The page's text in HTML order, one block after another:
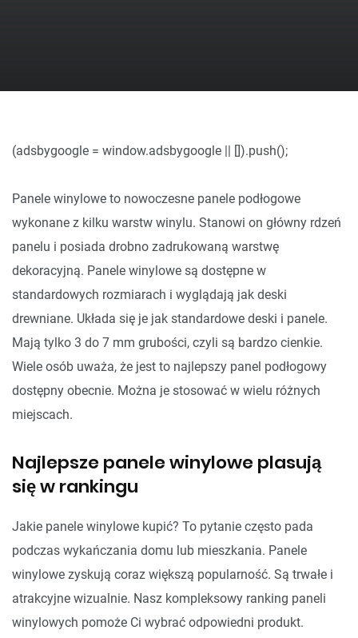
(adsbygoogle = window.adsbygoogle || []).push();
Panele winylowe to nowoczesne panele podłogowe
wykonane z kilku warstw winylu. Stanowi on główny rdzeń
panelu i posiada drobno zadrukowaną warstwę
dekoracyjną. Panele winylowe są dostępne w
standardowych rozmiarach i wyglądają jak deski
drewniane. Układa się je jak standardowe deski i panele.
Mają tylko 3 do 7 mm grubości, czyli są bardzo cienkie.
Wiele osób uważa, że jest to najlepszy panel podłogowy
dostępny obecnie. Można je stosować w wielu różnych
miejscach.
Najlepsze panele winylowe plasują
się w rankingu
Jakie panele winylowe kupić? To pytanie często pada
podczas wykańczania domu lub mieszkania. Panele
winylowe zyskują coraz większą popularność. Są trwałe i
atrakcyjne wizualnie. Nasz kompleksowy ranking paneli
winylowych pomoże Ci wybrać odpowiedni produkt.